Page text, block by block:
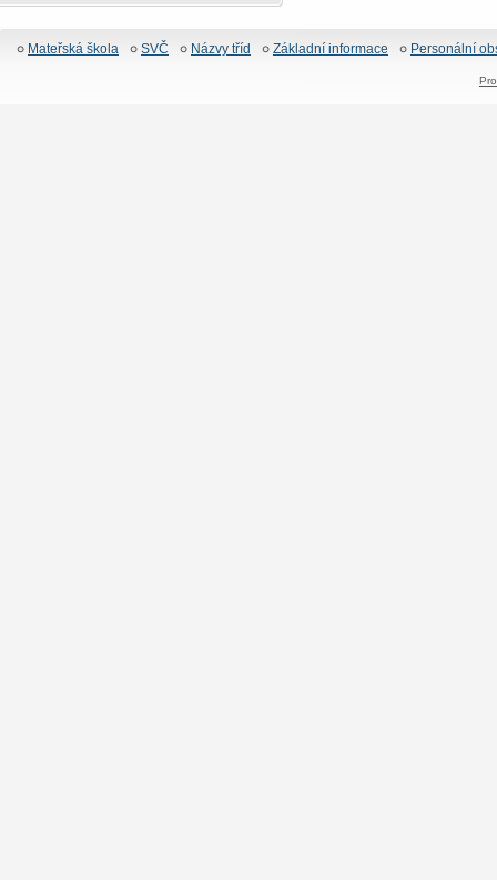
Mateřská škola SVČ Názvy tříd Základní informace Personální